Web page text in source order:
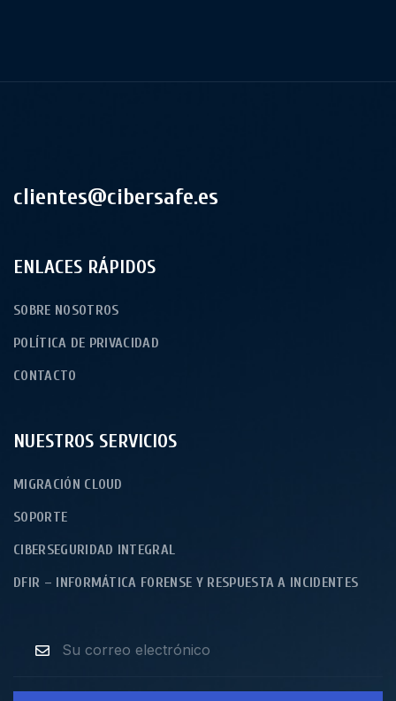
clientes@cibersafe.es
ENLACES RÁPIDOS
SOBRE NOSOTROS
POLÍTICA DE PRIVACIDAD
CONTACTO
NUESTROS SERVICIOS
MIGRACIÓN CLOUD
SOPORTE
CIBERSEGURIDAD INTEGRAL
DFIR – INFORMÁTICA FORENSE Y RESPUESTA A INCIDENTES